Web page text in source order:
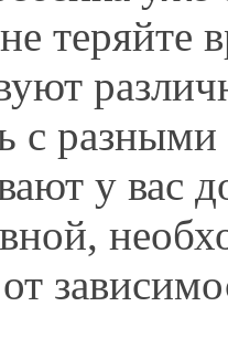
не теряйте
с разными
у вас
от